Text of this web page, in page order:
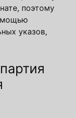
поэтому
указов,